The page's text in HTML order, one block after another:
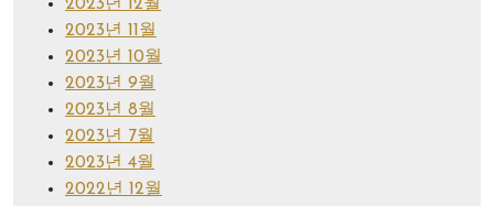
2023년 12월
2023년 11월
2023년 10월
2023년 9월
2023년 8월
2023년 7월
2023년 4월
2022년 12월